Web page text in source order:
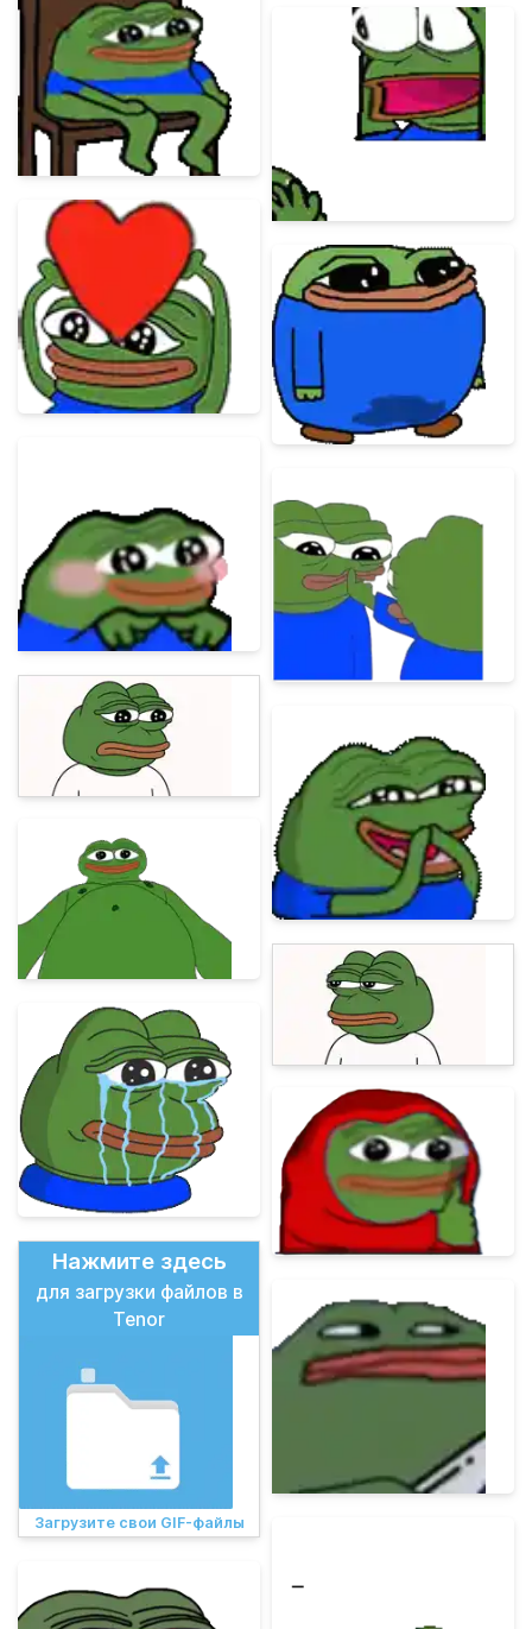
Нажмите здесь
для загрузки файлов в
Tenor
Загрузите свои GIF-файлы